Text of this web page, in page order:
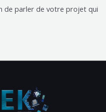
de parler de votre projet qui